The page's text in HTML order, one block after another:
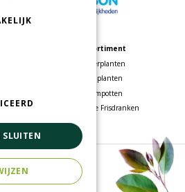
Assortiment
Kamerplanten
Tuinplanten
Bloempotten
Voordelige Frisdranken
Oosterhout
Solutions
SLUITEN